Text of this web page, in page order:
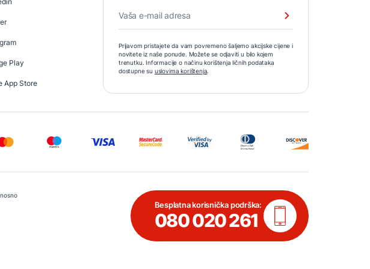
Prijavom pristajete da vam povremeno šaljemo akcijske cijene i
novitete iz naše ponude. Možete se odjaviti u bilo kojem
trenutku. Informacije o načinu korištenja ličnih podataka
dostupne su uslovima korištenja.
Play
App Store
Besplatna korisnička podrška:
080 020 261